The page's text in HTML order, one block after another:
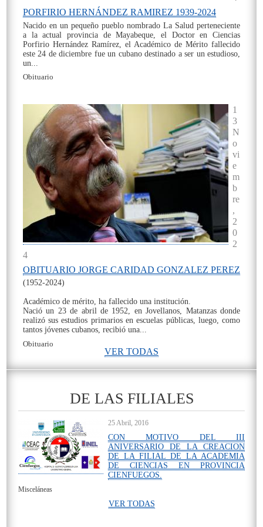
PORFIRIO HERNÁNDEZ RAMIREZ 1939-2024
Nacido en un pequeño pueblo nombrado La Salud perteneciente
a la actual provincia de Mayabeque, el Doctor en Ciencias
Porfirio Hernández Ramírez, el Académico de Mérito fallecido
este 24 de diciembre fue un cubano destinado a ser un estudioso,
un...
Obituario
1
3
N
o
vi
e
m
b
re
,
2
0
2
4
OBITUARIO JORGE CARIDAD GONZALEZ PEREZ
(1952-2024)
Académico de mérito, ha fallecido una institución.
Nació un 23 de abril de 1952, en Jovellanos, Matanzas donde
realizó sus estudios primarios en escuelas públicas, luego, como
tantos jóvenes cubanos, recibió una...
Obituario
VER TODAS
DE LAS FILIALES
25 Abril, 2016
CON MOTIVO DEL III
ANIVERSARIO DE LA CREACION
DE LA FILIAL DE LA ACADEMIA
DE CIENCIAS EN PROVINCIA
CIENFUEGOS.
Misceláneas
VER TODAS